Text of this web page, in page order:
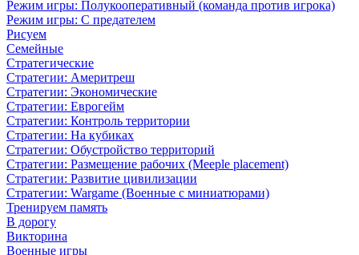
Режим игры: Полукооперативный (команда против игрока)
Режим игры: С предателем
Рисуем
Семейные
Стратегические
Стратегии: Америтреш
Стратегии: Экономические
Стратегии: Еврогейм
Стратегии: Контроль территории
Стратегии: На кубиках
Стратегии: Обустройство территорий
Стратегии: Размещение рабочих (Meeple placement)
Стратегии: Развитие цивилизации
Стратегии: Wargame (Военные с миниатюрами)
Тренируем память
В дорогу
Викторина
Военные игры